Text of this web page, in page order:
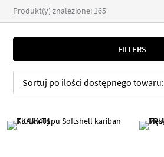
Produkt(y) znalezione: 165
FILTERS
Sortuj po ilości dostępnego towaru: